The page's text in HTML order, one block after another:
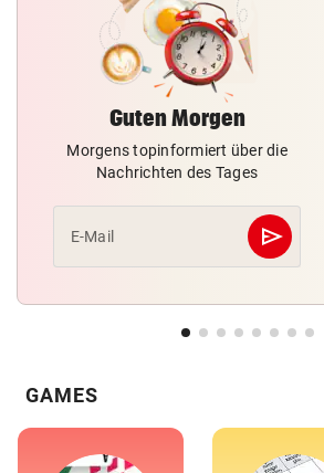
Guten Morgen
Morgens topinformiert über die
Nachrichten des Tages
E-Mail send
GAMES